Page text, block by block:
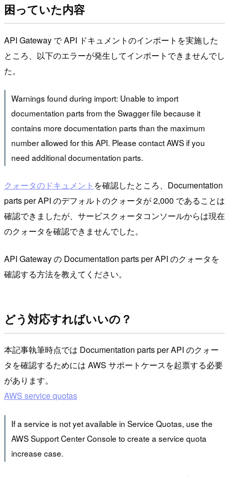
困っていた内容
API Gateway で API ドキュメントのインポートを実施した
ところ、以下のエラーが発生してインポートできませんでし
た。
Warnings found during import: Unable to import
documentation parts from the Swagger file because it
contains more documentation parts than the maximum
number allowed for this API. Please contact AWS if you
need additional documentation parts.
クォータのドキュメント を確認したところ、Documentation
parts per API のデフォルトのクォータが 2,000 であることは
確認できましたが、サービスクォータコンソールからは現在
のクォータを確認できませんでした。
API Gateway の Documentation parts per API のクォータを
確認する方法を教えてください。
どう対応すればいいの？
本記事執筆時点では Documentation parts per API のクォー
タを確認するためには AWS サポートケースを起票する必要
があります。
AWS service quotas
If a service is not yet available in Service Quotas, use the
AWS Support Center Console to create a service quota
increase case.